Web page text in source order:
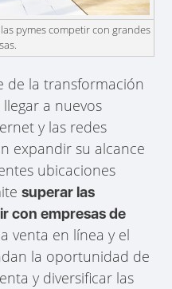
pymes competir con grandes
de la transformación
a nuevos
y las redes
expandir su alcance
ubicaciones
superar las
con empresas de
venta en línea y el
la oportunidad de
y diversificar las